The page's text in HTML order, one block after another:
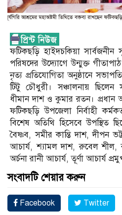
ফটিকছড়ি হাইদচকিয়া সার্বজনীন
পরিষদের উদ্যোগে উন্মুক্ত
নৃত্য প্রতিযোগিতা অনুষ্ঠানে
টিটু চৌধুরী। সঞ্চালনায় ছিলেন
ধীমান দাশ ও কুমার রতন। প্রধান
ফটিকছড়ি উপজেলা নির্বাহী
বিশেষ অতিথি হিসেবে উপস্থিত
বৈষ্ণব, সমীর কান্তি দাশ, দীপন
আচার্য, শ্যামল দাশ, রুবেল শীল,
অর্চনা রানী আচার্য, তূর্ণা আচার্য
সংবাদটি শেয়ার করুন
Facebook Twitter